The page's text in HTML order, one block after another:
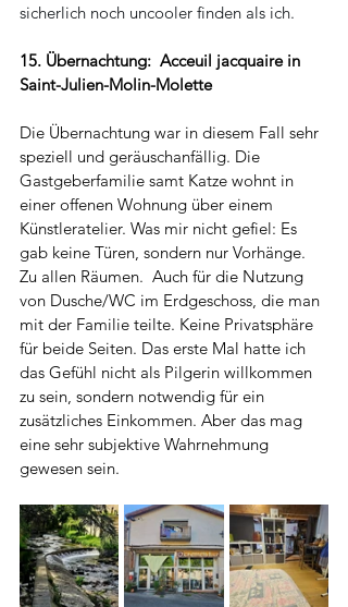
sicherlich noch uncooler finden als ich.
15. Übernachtung:  Acceuil jacquaire in
Saint-Julien-Molin-Molette
Die Übernachtung war in diesem Fall sehr
speziell und geräuschanfällig. Die
Gastgeberfamilie samt Katze wohnt in
einer offenen Wohnung über einem
Künstleratelier. Was mir nicht gefiel: Es
gab keine Türen, sondern nur Vorhänge.
Zu allen Räumen.  Auch für die Nutzung
von Dusche/WC im Erdgeschoss, die man
mit der Familie teilte. Keine Privatsphäre
für beide Seiten. Das erste Mal hatte ich
das Gefühl nicht als Pilgerin willkommen
zu sein, sondern notwendig für ein
zusätzliches Einkommen. Aber das mag
eine sehr subjektive Wahrnehmung
gewesen sein.